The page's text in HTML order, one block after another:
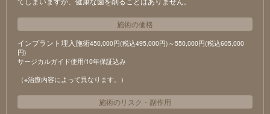
施術の価格
インプラント埋入施術450,000円(税込495,000円)～550,000円(税込605,000
円)
サージカルガイド使用/10年保証込み
（※治療内容によって異なります。）
施術のリスク ・ 副作用